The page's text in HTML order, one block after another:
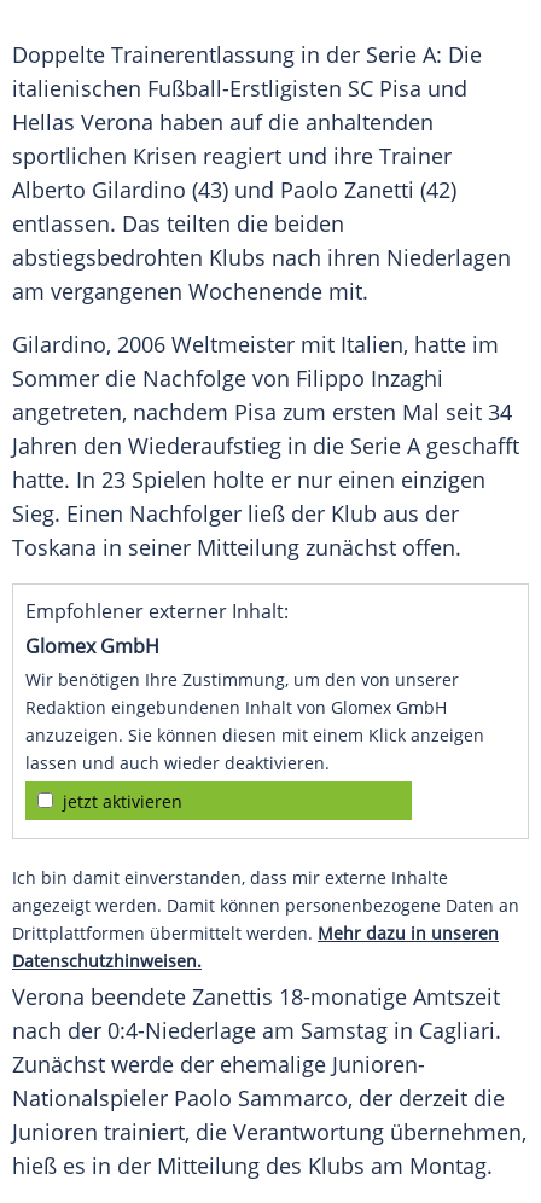
Doppelte Trainerentlassung in der Serie A: Die
italienischen Fußball-Erstligisten SC Pisa und
Hellas Verona haben auf die anhaltenden
sportlichen Krisen reagiert und ihre Trainer
Alberto Gilardino (43) und Paolo Zanetti (42)
entlassen. Das teilten die beiden
abstiegsbedrohten Klubs nach ihren Niederlagen
am vergangenen Wochenende mit.
Gilardino, 2006 Weltmeister mit Italien, hatte im
Sommer die Nachfolge von Filippo Inzaghi
angetreten, nachdem Pisa zum ersten Mal seit 34
Jahren den Wiederaufstieg in die Serie A geschafft
hatte. In 23 Spielen holte er nur einen einzigen
Sieg. Einen Nachfolger ließ der Klub aus der
Toskana in seiner Mitteilung zunächst offen.
Empfohlener externer Inhalt:
Glomex GmbH
Wir benötigen Ihre Zustimmung, um den von unserer
Redaktion eingebundenen Inhalt von Glomex GmbH
anzuzeigen. Sie können diesen mit einem Klick anzeigen
lassen und auch wieder deaktivieren.
jetzt aktivieren
Ich bin damit einverstanden, dass mir externe Inhalte
angezeigt werden. Damit können personenbezogene Daten an
Drittplattformen übermittelt werden. Mehr dazu in unseren
Datenschutzhinweisen.
Verona beendete Zanettis 18-monatige Amtszeit
nach der 0:4-Niederlage am Samstag in Cagliari.
Zunächst werde der ehemalige Junioren-
Nationalspieler Paolo Sammarco, der derzeit die
Junioren trainiert, die Verantwortung übernehmen,
hieß es in der Mitteilung des Klubs am Montag.